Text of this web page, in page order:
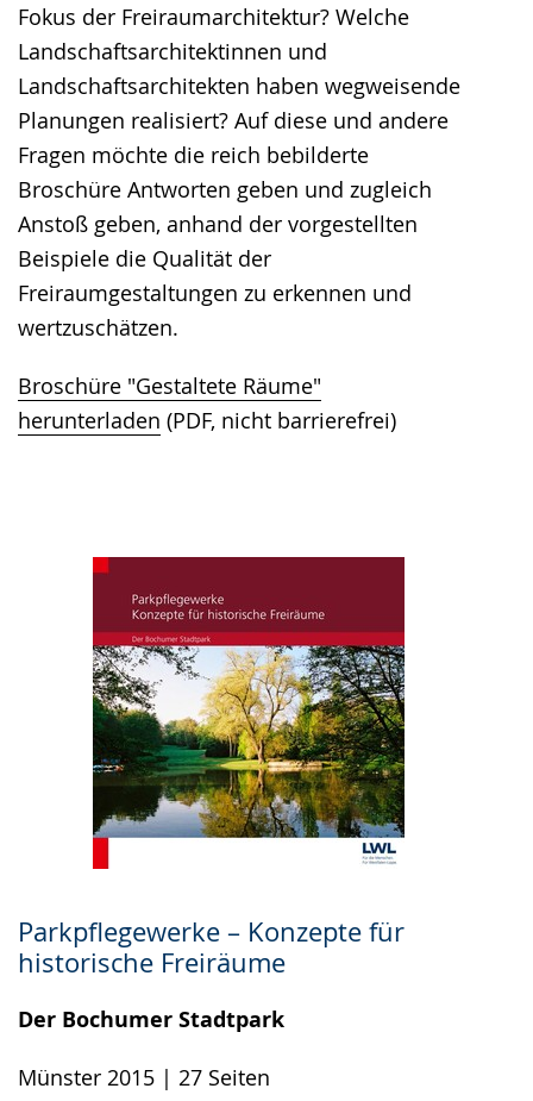
Fokus der Freiraumarchitektur? Welche
Landschaftsarchitektinnen und
Landschaftsarchitekten haben wegweisende
Planungen realisiert? Auf diese und andere
Fragen möchte die reich bebilderte
Broschüre Antworten geben und zugleich
Anstoß geben, anhand der vorgestellten
Beispiele die Qualität der
Freiraumgestaltungen zu erkennen und
wertzuschätzen.
Broschüre "Gestaltete Räume"
herunterladen (PDF, nicht barrierefrei)
Parkpflegewerke – Konzepte für
historische Freiräume
Der Bochumer Stadtpark
Münster 2015 | 27 Seiten